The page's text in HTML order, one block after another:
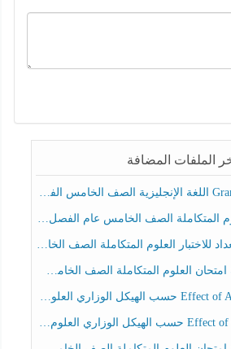
الملفات المضافة
الصف الخامس عام الفصل الدراسي الثالث 2025-2026
العلوم المتكاملة الصف الخامس عام الفصل الثالث
المتكاملة الصف الخامس انسبير الفصل الثالث